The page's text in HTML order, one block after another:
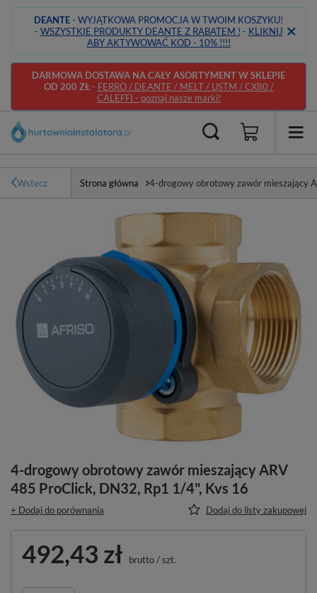
DEANTE- WYJĄTKOWA PROMOCJA W TWOIM KOSZYKU!
- WSZYSTKIE PRODUKTY DEANTE Z RABATEM ! - KLIKNIJ
ABY AKTYWOWAĆ KOD - 10% !!!!
DARMOWA DOSTAWA NA CAŁY ASORTYMENT W SKLEPIE
OD 200 ZŁ- FERRO / DEANTE / MELT / USTM / CX80 /
CALEFFI - poznaj nasze marki!
Wstecz Strona główna 4-drogowy obrotowy zawór mieszający
4-drogowy obrotowy zawór mieszający ARV
485 ProClick, DN32, Rp1 1/4", Kvs 16
+ Dodaj do porównania Dodaj do listy zakupowej
492,43 zł brutto/szt.